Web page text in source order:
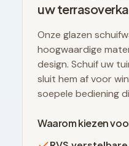
uw
Onze glazen
hoogwaardige
design. Schuif uw
sluit hem af voor
soepele bediening
Waarom kiezen